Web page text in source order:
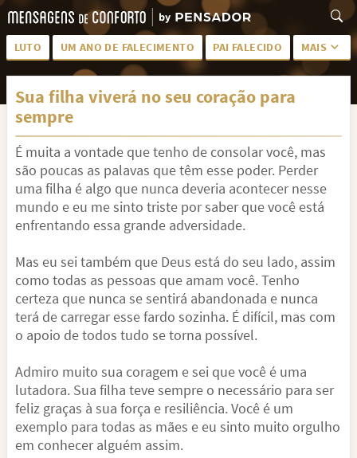
LUTO UM ANO DE FALECIMENTO PAI FALECIDO MAIS
LUTO PARA AMIGA PALAVRAS
PÊSAMES
PÊSAMES PARA AMIGA DESCANSE EM PAZ
MEUS SENTIMENTOS PÊSAMES PARA AMIGO
FRASES DE LUTO PARA AMIGO FIM DE NAMORO
TODAS AS CATEGORIAS
Sua filha viverá no seu coração para
sempre
É muita a vontade que tenho de consolar você, mas
são poucas as palavas que têm esse poder. Perder
uma filha é algo que nunca deveria acontecer nesse
mundo e eu me sinto triste por saber que você está
enfrentando essa grande adversidade.
Mas eu sei também que Deus está do seu lado, assim
como todas as pessoas que amam você. Tenho
certeza que nunca se sentirá abandonada e nunca
terá de carregar esse fardo sozinha. É difícil, mas com
o apoio de todos tudo se torna possível.
Admiro muito sua coragem e sei que você é uma
lutadora. Sua filha teve sempre o necessário para ser
feliz graças à sua força e resiliência. Você é um
exemplo para todas as mães e eu sinto muito orgulho
em conhecer alguém assim.